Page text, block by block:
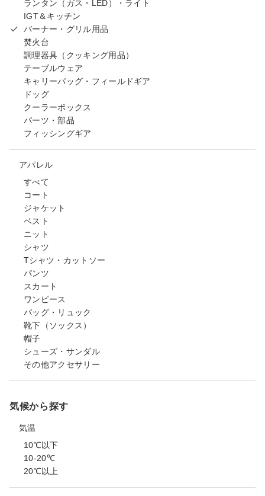
ランタン（ガス・LED）・ライト
IGT＆キッチン
バーナー・グリル用品
焚火台
調理器具（クッキング用品）
テーブルウェア
キャリーバッグ・フィールドギア
ドッグ
クーラーボックス
パーツ・部品
フィッシングギア
アパレル
すべて
コート
ジャケット
ベスト
ニット
シャツ
Tシャツ・カットソー
パンツ
スカート
ワンピース
バッグ・リュック
靴下（ソックス）
帽子
シューズ・サンダル
その他アクセサリー
気候から探す
気温
10℃以下
10-20℃
20℃以上